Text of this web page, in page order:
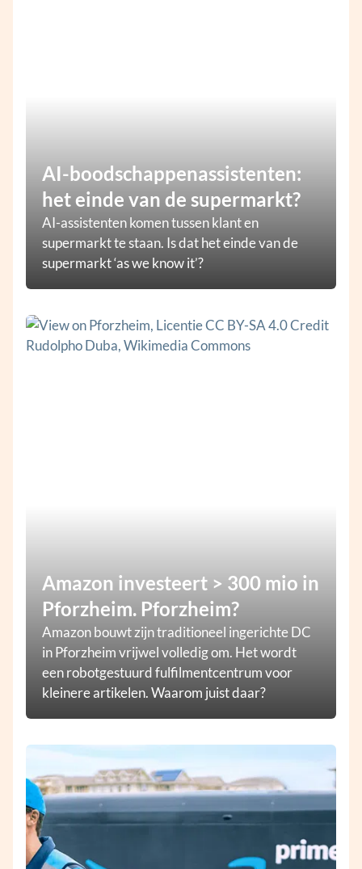
AI-boodschappenassistenten:
het einde van de supermarkt?
AI-assistenten komen tussen klant en
supermarkt te staan. Is dat het einde van de
supermarkt ‘as we know it’?
Amazon investeert > 300 mio in
Pforzheim. Pforzheim?
Amazon bouwt zijn traditioneel ingerichte DC
in Pforzheim vrijwel volledig om. Het wordt
een robotgestuurd fulfilmentcentrum voor
kleinere artikelen. Waarom juist daar?